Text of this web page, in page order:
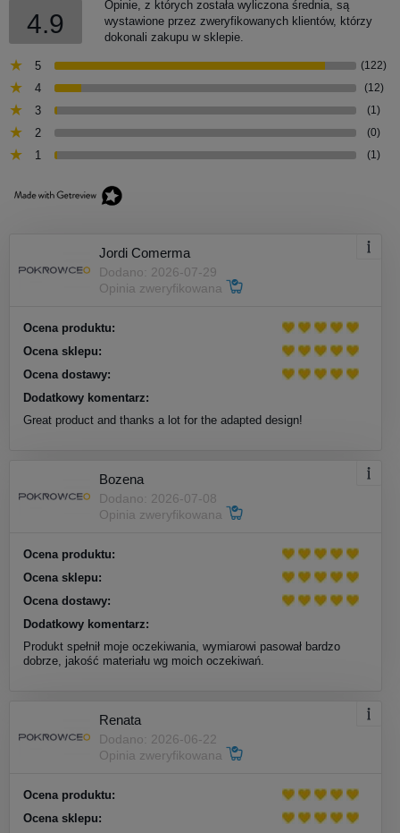
4.9
Opinie, z których została wyliczona średnia, są
wystawione przez zweryfikowanych klientów, którzy
dokonali zakupu w sklepie.
5 (122)
4 (12)
3 (1)
2 (0)
1 (1)
Jordi Comerma
Dodano: 2026-07-29
Opinia zweryfikowana
Ocena produktu:
Ocena sklepu:
Ocena dostawy:
Dodatkowy komentarz:
Great product and thanks a lot for the adapted design!
Bozena
Dodano: 2026-07-08
Opinia zweryfikowana
Ocena produktu:
Ocena sklepu:
Ocena dostawy:
Dodatkowy komentarz:
Produkt spełnił moje oczekiwania, wymiarowi pasował bardzo
dobrze, jakość materiału wg moich oczekiwań.
Renata
Dodano: 2026-06-22
Opinia zweryfikowana
Ocena produktu:
Ocena sklepu: